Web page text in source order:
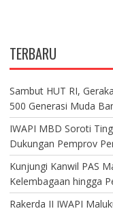
TERBARU
Sambut HUT RI,
500 Generasi Muda
IWAPI MBD Soroti
Dukungan Pemprov
Kunjungi Kanwil PAS
Kelembagaan hingga
Rakerda II IWAPI